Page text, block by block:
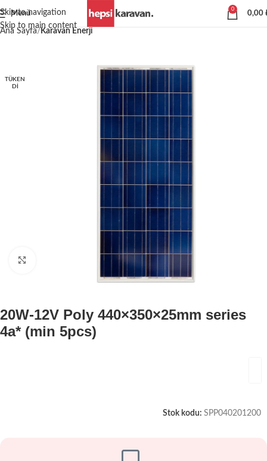
Skip to navigation
Skip to main content
Menü
0
0,00
Ana Sayfa Karavan Enerji
TÜKEN
DI
Büyütmek için tıklayın
20W-12V Poly 440×350×25mm series
4a* (min 5pcs)
Stok kodu: SPP040201200